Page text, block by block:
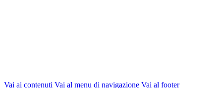
Vai ai contenuti Vai al menu di navigazione Vai al footer